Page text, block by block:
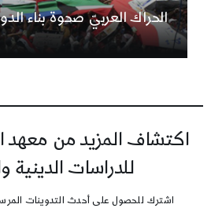
الحراك العربيّ صحوة بناء
اكتشاف المزيد من معهد
للدراسات الدينية
اشترك للحصول على أحدث التدوينات